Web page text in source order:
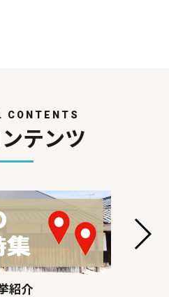
CONTENTS
テンツ
紹介